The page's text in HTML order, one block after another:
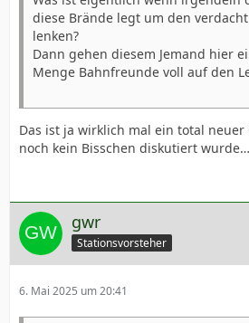
diese Brände legt um den
lenken?
Dann gehen diesem Jemand hier
Menge Bahnfreunde voll auf den
Das ist ja wirklich mal ein total neuer
noch kein Bisschen diskutiert wurde…
gwr
Stationsvorsteher
6. Mai 2025 um 20:41